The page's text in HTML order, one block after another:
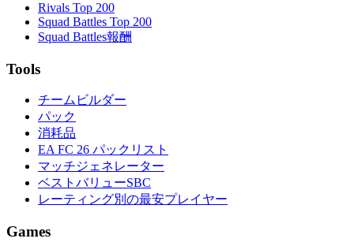
Rivals Top 200
Squad Battles Top 200
Squad Battles報酬
Tools
チームビルダー
パック
消耗品
EA FC 26 パックリスト
マッチジェネレーター
ベストバリューSBC
レーティング別の最安プレイヤー
Games